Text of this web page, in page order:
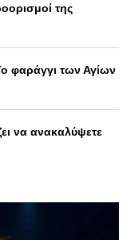
της
φαράγγι των Αγίων
να ανακαλύψετε